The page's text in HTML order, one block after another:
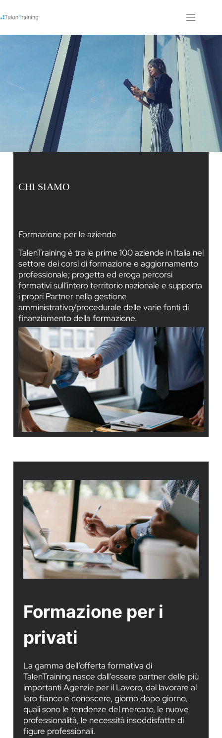
CHI SIAMO
Formazione per le aziende
TalenTraining è tra le prime 100 aziende in Italia nel
settore dei corsi di formazione e aggiornamento
professionale; progetta ed eroga percorsi
formativi sull’intero territorio nazionale e supporta
i propri Partner nella gestione
amministrativo/procedurale delle varie fonti di
finanziamento della formazione.
Formazione per i
privati
La gamma dell’offerta formativa di
TalenTraining nasce dall’essere partner delle più
importanti Agenzie per il Lavoro, dal lavorare al
loro fianco e conoscere, giorno dopo giorno,
quali sono le tendenze del mercato, le nuove
professionalità, le necessità insoddisfatte di
figure professionali.